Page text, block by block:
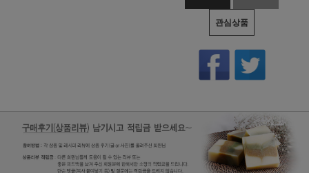
관심상품